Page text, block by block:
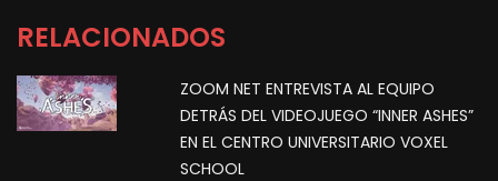
RELACIONADOS
ZOOM NET ENTREVISTA AL EQUIPO
DETRÁS DEL VIDEOJUEGO “INNER ASHES”
EN EL CENTRO UNIVERSITARIO VOXEL
SCHOOL